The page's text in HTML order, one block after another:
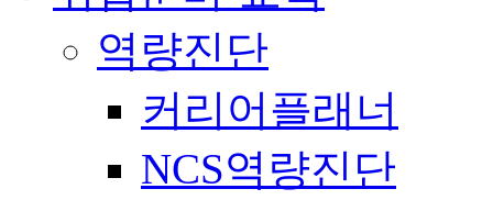
역량진단
커리어플래너
NCS역량진단